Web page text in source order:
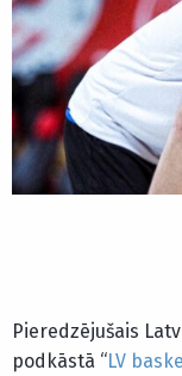
Pieredzējušais
podkāstā “LV